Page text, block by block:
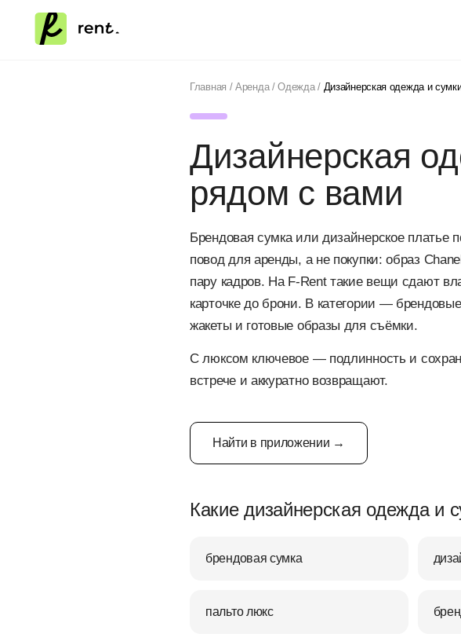
Главная /Аренда/Одежда/ Дизайнерская одежда и
Дизайнерская
рядом с вами
Брендовая сумка или дизайнерское
повод для аренды, а не покупки: образ
пару кадров. На F-Rent такие вещи сдают
карточке до брони. В категории —
жакеты и готовые образы для съёмки.
С люксом ключевое — подлинность и
встрече и аккуратно возвращают.
Найти в приложении →
Какие дизайнерская одежда и
брендовая сумка
пальто люкс